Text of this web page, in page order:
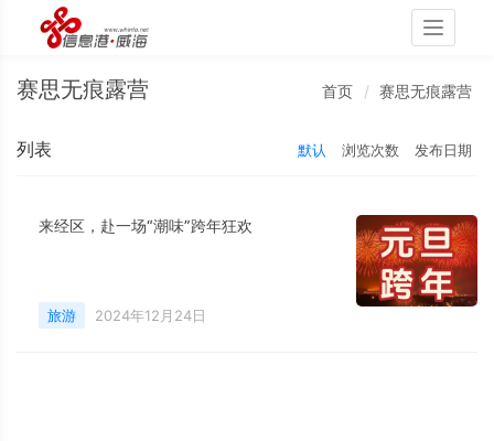
Toggle
赛思无痕露营 首页 赛思无痕露营
列表 默认 浏览次数 发布日期
来经区，赴一场“潮味”跨年狂欢
旅游 2024年12月24日